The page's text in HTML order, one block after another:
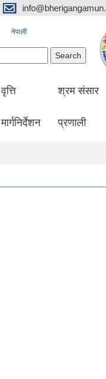
नेपाली
वृत्ति
मार्गनिर्देशन
श्रम संसार
प्रणाली